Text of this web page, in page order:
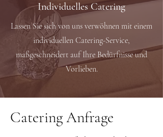
Individuelles Catering
Lassen Sie sich von uns verwöhnen mit einem
individuellen Catering-Service,
maßgeschneidert auf Ihre Bedürfnisse und
Vorlieben.
Catering Anfrage